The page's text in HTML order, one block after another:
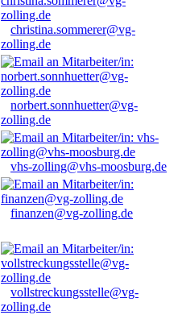
christina.sommerer@vg-
zolling.de
norbert.sonnhuetter@vg-
zolling.de
vhs-zolling@vhs-moosburg.de
finanzen@vg-zolling.de
vollstreckungsstelle@vg-
zolling.de